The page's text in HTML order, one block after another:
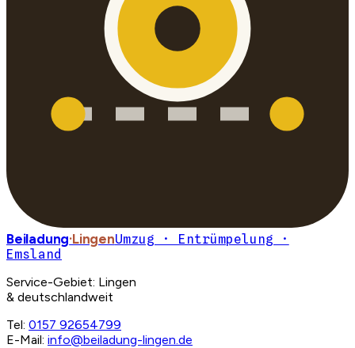
Beiladung·LingenUmzug · Entrümpelung ·
Emsland
Service-Gebiet: Lingen
& deutschlandweit
Tel: 0157 92654799
E-Mail: info@beiladung-lingen.de